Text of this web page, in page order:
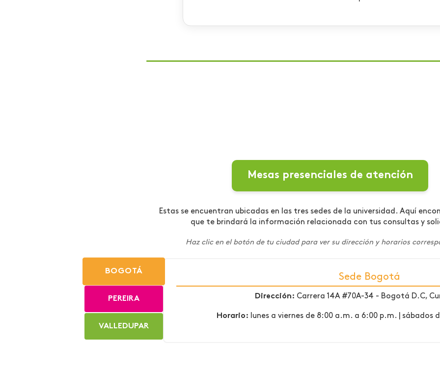
Mesas presenciales de atención
Estas se encuentran ubicadas en las tres sedes de la universidad. Aquí
que te brindará la información relacionada con tus consultas y
Haz clic en el botón de tu ciudad para ver su dirección y horarios
BOGOTÁ
PEREIRA
VALLEDUPAR
Sede Bogotá
Dirección: Carrera 14A #70A-34 - Bogotá D.C,
Horario: lunes a viernes de 8:00 a.m. a 6:00 p.m. | sábados